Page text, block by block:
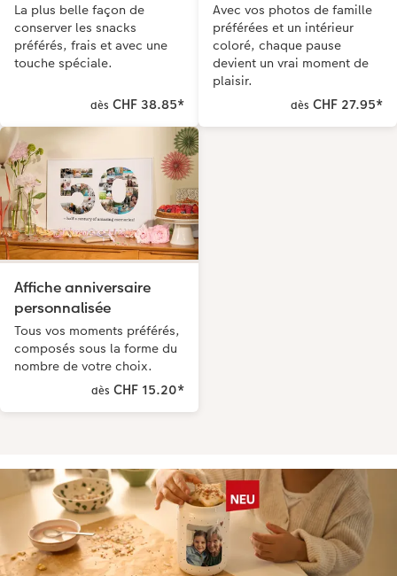
La plus belle façon de
conserver les snacks
préférés, frais et avec une
touche spéciale.
dès CHF 38.85*
Avec vos photos de famille
préférées et un intérieur
coloré, chaque pause
devient un vrai moment de
plaisir.
dès CHF 27.95*
Affiche anniversaire
personnalisée
Tous vos moments préférés,
composés sous la forme du
nombre de votre choix.
dès CHF 15.20*